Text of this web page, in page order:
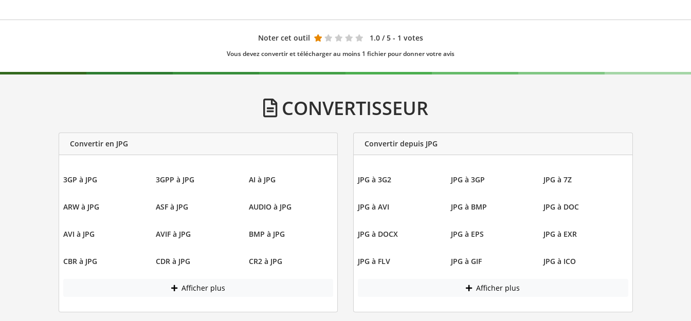
Noter cet outil 1.0 / 5 - 1 votes
Vous devez convertir et télécharger au moins 1 fichier pour donner votre avis
CONVERTISSEUR
Convertir en JPG
3GP à JPG 3GPP à JPG AI à JPG
ARW à JPG ASF à JPG AUDIO à JPG
AVI à JPG AVIF à JPG BMP à JPG
CBR à JPG CDR à JPG CR2 à JPG
Afficher plus
Convertir depuis JPG
JPG à 3G2 JPG à 3GP JPG à 7Z
JPG à AVI JPG à BMP JPG à DOC
JPG à DOCX JPG à EPS JPG à EXR
JPG à FLV JPG à GIF JPG à ICO
Afficher plus